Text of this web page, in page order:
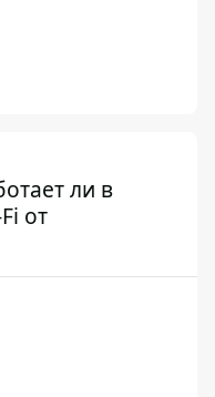
ли в
от